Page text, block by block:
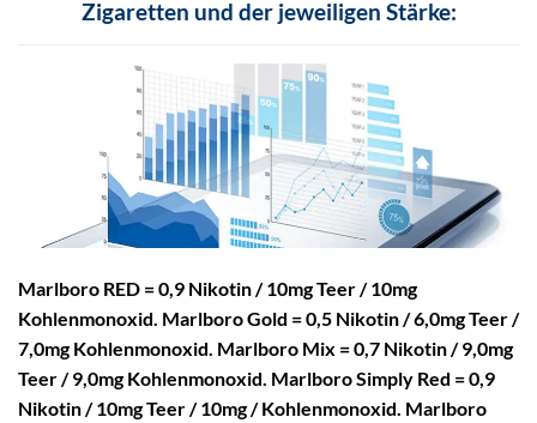
Zigaretten und der jeweiligen Stärke:
Marlboro RED = 0,9 Nikotin / 10mg Teer / 10mg
Kohlenmonoxid. Marlboro Gold = 0,5 Nikotin / 6,0mg Teer /
7,0mg Kohlenmonoxid. Marlboro Mix = 0,7 Nikotin / 9,0mg
Teer / 9,0mg Kohlenmonoxid. Marlboro Simply Red = 0,9
Nikotin / 10mg Teer / 10mg / Kohlenmonoxid. Marlboro